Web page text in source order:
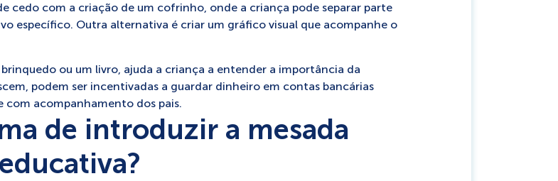
cedo com a criação de um cofrinho, onde a criança pode separar parte
específico. Outra alternativa é criar um gráfico visual que acompanhe o
ou um livro, ajuda a criança a entender a importância da
podem ser incentivadas a guardar dinheiro em contas bancárias
com acompanhamento dos pais.
de introduzir a mesada